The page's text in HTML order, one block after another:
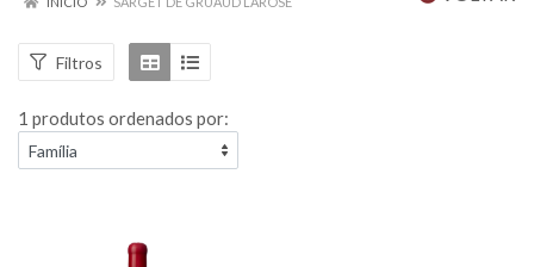
Filtros
1 produtos ordenados por: